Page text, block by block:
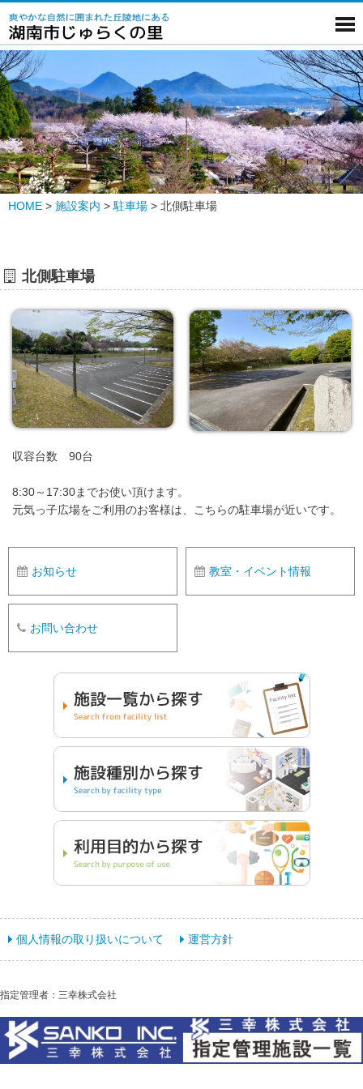
HOME > 施設案内 > 駐車場 > 北側駐車場
北側駐車場
収容台数 90台
8:30～17:30までお使い頂けます。
元気っ子広場をご利用のお客様は、こちらの駐車場が近いです。
お知らせ 教室・イベント情報
お問い合わせ
個人情報の取り扱いについて 運営方針
指定管理者：三幸株式会社